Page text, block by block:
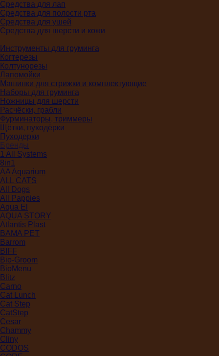
Средства для лап
Средства для полости рта
Средства для ушей
Средства для шерсти и кожи
Инструменты для груминга
Когтерезы
Колтунорезы
Лапомойки
Машинки для стрижки и комплектующие
Наборы для груминга
Ножницы для шерсти
Расчёски, грабли
Фурминаторы, триммеры
Щётки, пуходёрки
Пуходерки
Бренды
1 All Systems
8in1
AA Aquarium
ALL CATS
All Dogs
All Pappies
Aqua El
AQUA STORY
Atlantis Plast
BAMA PET
Barrom
BIFF
Bio-Groom
BioMenu
Blitz
Carno
Cat Lunch
Cat Step
CatStep
Cesar
Chammy
Cliny
CODOS